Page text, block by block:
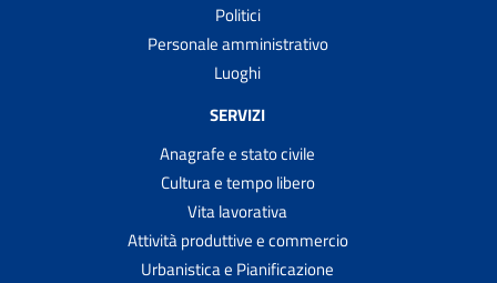
Politici
Personale amministrativo
Luoghi
SERVIZI
Anagrafe e stato civile
Cultura e tempo libero
Vita lavorativa
Attività produttive e commercio
Urbanistica e Pianificazione